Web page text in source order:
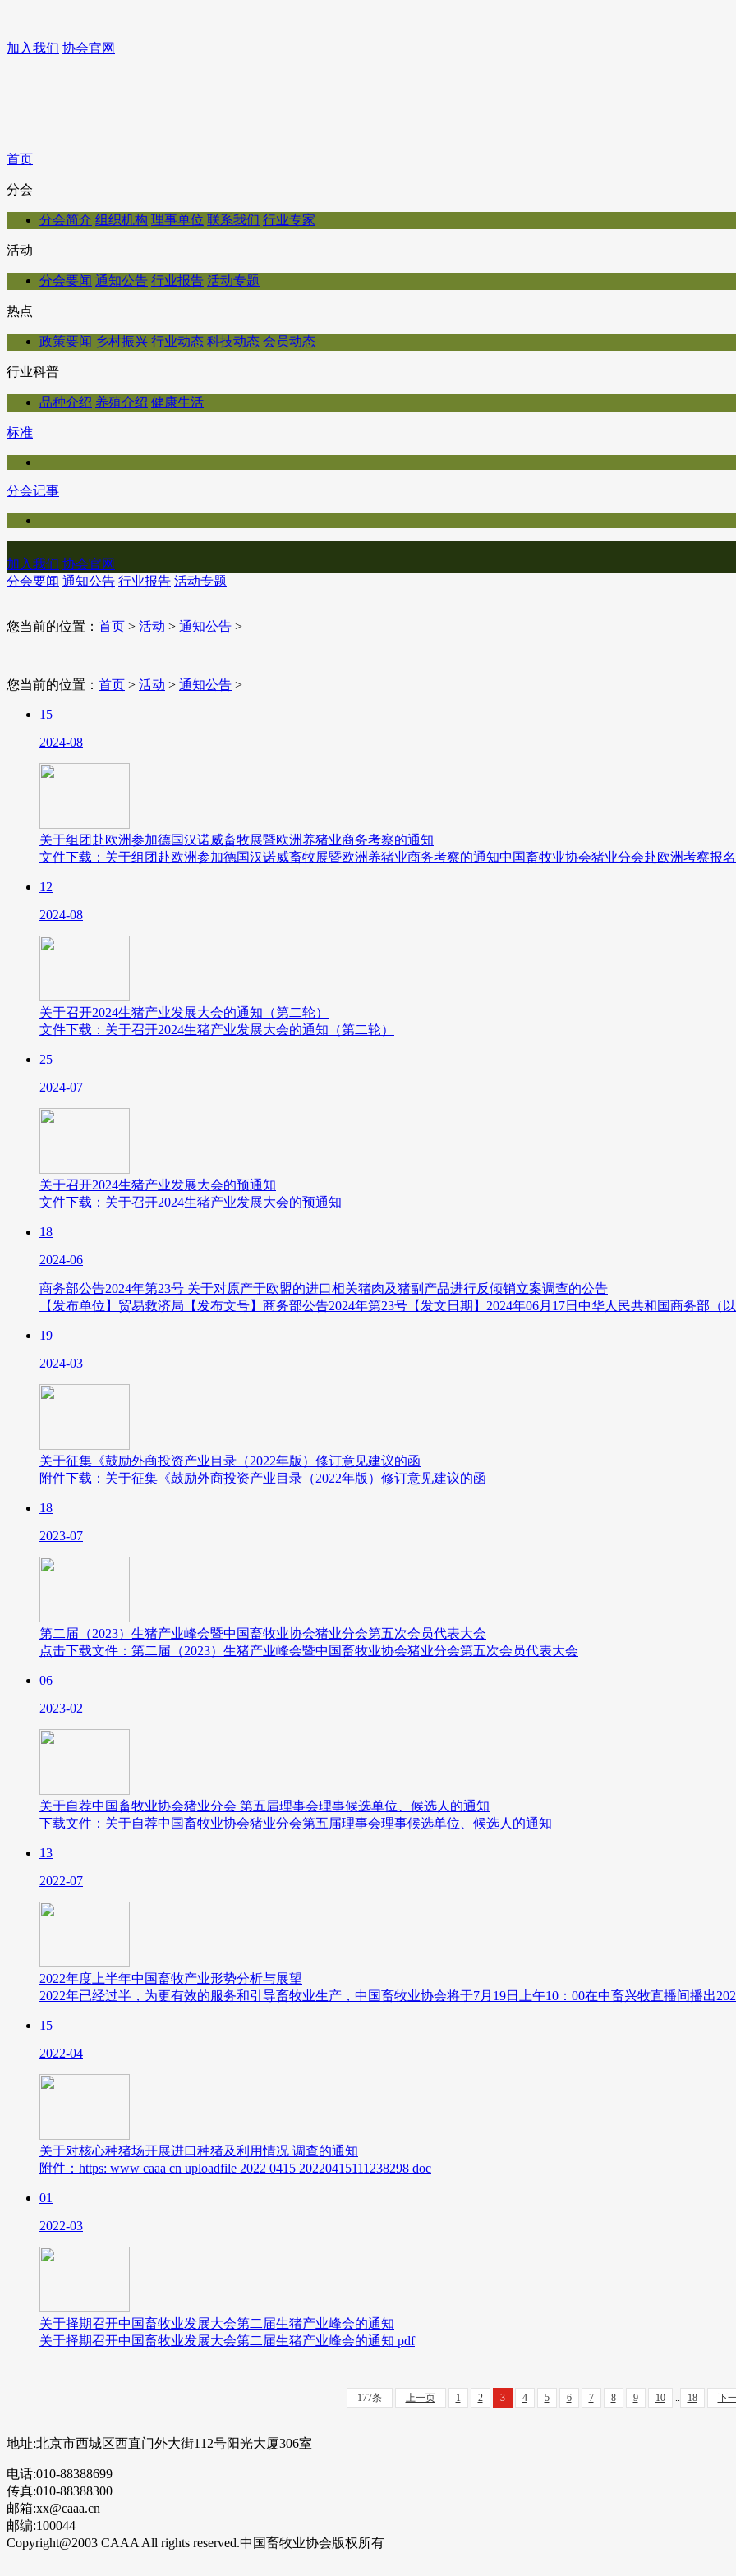
加入我们 协会官网
首页
分会
分会简介 组织机构 理事单位 联系我们 行业专家
活动
分会要闻 通知公告 行业报告 活动专题
热点
政策要闻 乡村振兴 行业动态 科技动态 会员动态
行业科普
品种介绍 养殖介绍 健康生活
标准
分会记事
加入我们 协会官网
分会要闻 通知公告 行业报告 活动专题
您当前的位置： 首页 > 活动 > 通知公告 >
您当前的位置： 首页 > 活动 > 通知公告 >
15
2024-08
关于组团赴欧洲参加德国汉诺威畜牧展暨欧洲养猪业商务考察的通知
文件下载：关于组团赴欧洲参加德国汉诺威畜牧展暨欧洲养猪业商务考察的通知中国畜牧业协会猪业分会赴欧洲考察报
12
2024-08
关于召开2024生猪产业发展大会的通知（第二轮）
文件下载：关于召开2024生猪产业发展大会的通知（第二轮）
25
2024-07
关于召开2024生猪产业发展大会的预通知
文件下载：关于召开2024生猪产业发展大会的预通知
18
2024-06
商务部公告2024年第23号 关于对原产于欧盟的进口相关猪肉及猪副产品进行反倾销立案调查的公告
【发布单位】贸易救济局【发布文号】商务部公告2024年第23号【发文日期】2024年06月17日中华人民共和国商务部（
19
2024-03
关于征集《鼓励外商投资产业目录（2022年版）修订意见建议的函
附件下载：关于征集《鼓励外商投资产业目录（2022年版）修订意见建议的函
18
2023-07
第二届（2023）生猪产业峰会暨中国畜牧业协会猪业分会第五次会员代表大会
点击下载文件：第二届（2023）生猪产业峰会暨中国畜牧业协会猪业分会第五次会员代表大会
06
2023-02
关于自荐中国畜牧业协会猪业分会 第五届理事会理事候选单位、候选人的通知
下载文件：关于自荐中国畜牧业协会猪业分会第五届理事会理事候选单位、候选人的通知
13
2022-07
2022年度上半年中国畜牧产业形势分析与展望
2022年已经过半，为更有效的服务和引导畜牧业生产，中国畜牧业协会将于7月19日上午10：00在中畜兴牧直播间播出
15
2022-04
关于对核心种猪场开展进口种猪及利用情况 调查的通知
附件：https: www caaa cn uploadfile 2022 0415 20220415111238298 doc
01
2022-03
关于择期召开中国畜牧业发展大会第二届生猪产业峰会的通知
关于择期召开中国畜牧业发展大会第二届生猪产业峰会的通知 pdf
177条 上一页 1 2 3 4 5 6 7 8 9 10 .. 18 下
地址:北京市西城区西直门外大街112号阳光大厦306室
电话:010-88388699
传真:010-88388300
邮箱:xx@caaa.cn
邮编:100044
Copyright@2003 CAAA All rights reserved.中国畜牧业协会版权所有